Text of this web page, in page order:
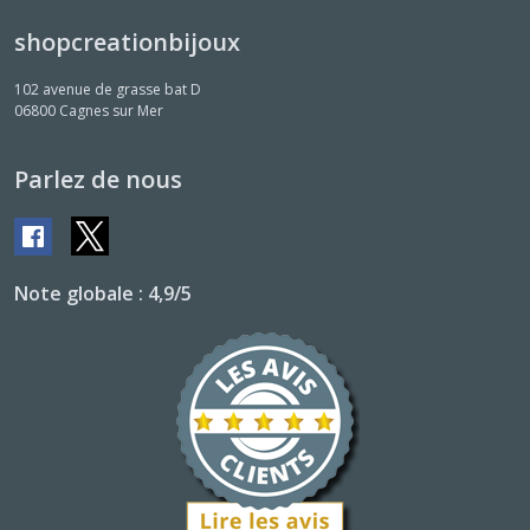
shopcreationbijoux
102 avenue de grasse bat D
06800 Cagnes sur Mer
Parlez de nous
Note globale : 4,9/5